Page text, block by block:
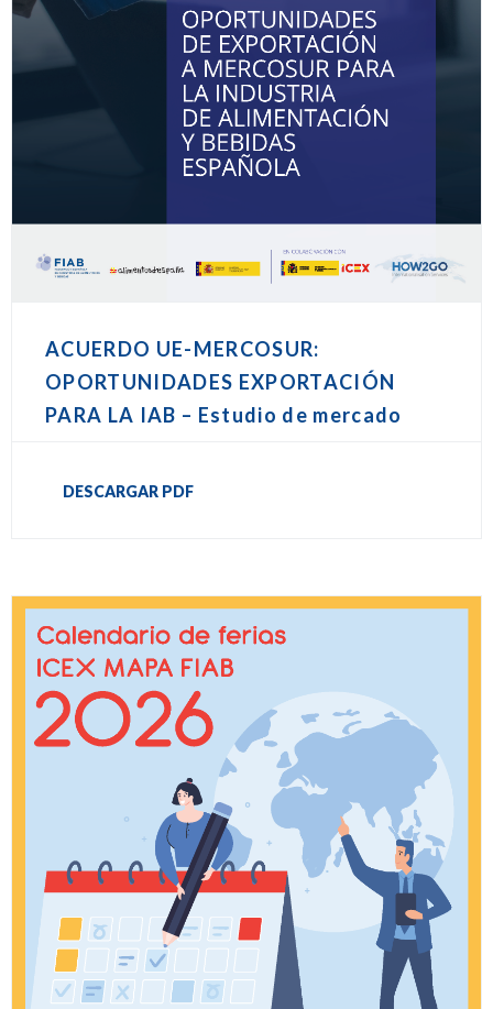
ACUERDO UE-MERCOSUR:
OPORTUNIDADES EXPORTACIÓN
PARA LA IAB – Estudio de mercado
DESCARGAR PDF